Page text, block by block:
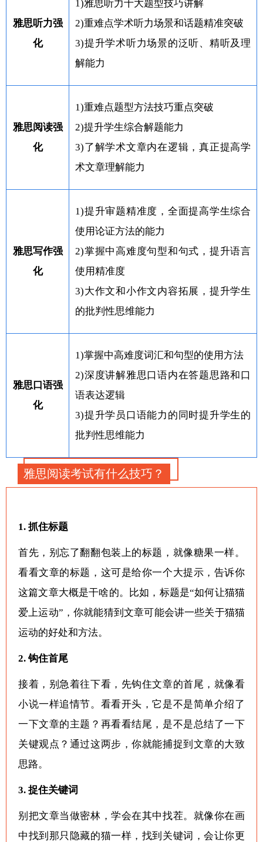
雅思听力强
化
1)雅思听力十大题型技巧讲解
2)重难点学术听力场景和话题精准突破
3)提升学术听力场景的泛听、精听及理
解能力
雅思阅读强
化
1)重难点题型方法技巧重点突破
2)提升学生综合解题能力
3)了解学术文章内在逻辑，真正提高学
术文章理解能力
雅思写作强
化
1)提升审题精准度，全面提高学生综合
使用论证方法的能力
2)掌握中高难度句型和句式，提升语言
使用精准度
3)大作文和小作文内容拓展，提升学生
的批判性思维能力
雅思口语强
化
1)掌握中高难度词汇和句型的使用方法
2)深度讲解雅思口语内在答题思路和口
语表达逻辑
3)提升学员口语能力的同时提升学生的
批判性思维能力
雅思阅读考试有什么技巧？
1. 抓住标题
首先，别忘了翻翻包装上的标题，就像糖果一样。
看看文章的标题，这可是给你一个大提示，告诉你
这篇文章大概是干啥的。比如，标题是“如何让猫猫
爱上运动”，你就能猜到文章可能会讲一些关于猫猫
运动的好处和方法。
2. 钩住首尾
接着，别急着往下看，先钩住文章的首尾，就像看
小说一样追情节。看看开头，它是不是简单介绍了
一下文章的主题？再看看结尾，是不是总结了一下
关键观点？通过这两步，你就能捕捉到文章的大致
思路。
3. 捉住关键词
别把文章当做密林，学会在其中找茬。就像你在画
中找到那只隐藏的猫一样，找到关键词，会让你更